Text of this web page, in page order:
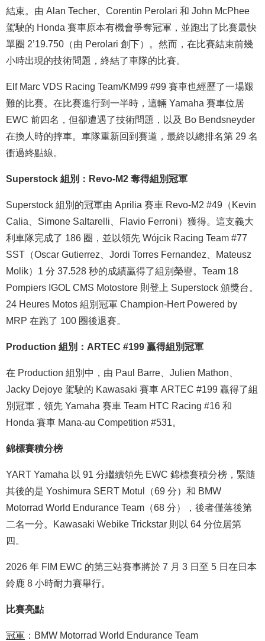
結束。由 Alan Techer、Corentin Perolari 和 John McPhee
駕駛的 Honda 賽車原本有機會爭奪冠軍，並跑出了比賽最快
單圈 2’19.750（由 Perolari 創下）。然而，在比賽結束前幾
小時出現的技術問題，終結了車隊的比賽。
Elf Marc VDS Racing Team/KM99 #99 賽車也經歷了一場艱
難的比賽。在比賽進行到一半時，這輛 Yamaha 賽車位居
EWC 前四名，但卻遭遇了技術問題，以及 Bo Bendsneyder
在換人時的摔車。車隊重新回到賽道，最終以總排名第 29 名
衝過終點線。
Superstock 組別：Revo-M2 奪得組別冠軍
Superstock 組別的冠軍由 Aprilia 賽車 Revo-M2 #49（Kevin
Calia、Simone Saltarelli、Flavio Ferroni）獲得。這支義大
利車隊完成了 186 圈，並以領先 Wójcik Racing Team #77
SST（Oscar Gutierrez、Jordi Torres Fernandez、Mateusz
Molik）1 分 37.528 秒的成績贏得了組別榮譽。Team 18
Pompiers IGOL CMS Motostore 則登上 Superstock 頒獎台。
24 Heures Motos 組別冠軍 Champion-Hert Powered by
MRP 在跑了 100 圈後退賽。
Production 組別：ARTEC #199 贏得組別冠軍
在 Production 組別中，由 Paul Barre、Julien Mathon、
Jacky Dejoye 駕駛的 Kawasaki 賽車 ARTEC #199 贏得了組
別冠軍，領先 Yamaha 賽車 Team HTC Racing #16 和
Honda 賽車 Mana-au Competition #531。
錦標賽積分榜
YART Yamaha 以 91 分繼續領先 EWC 錦標賽積分榜，緊隨
其後的是 Yoshimura SERT Motul（69 分）和 BMW
Motorrad World Endurance Team（68 分），後者僅落後第
二名一分。Kawasaki Webike Trickstar 則以 64 分位居第
四。
2026 年 FIM EWC 的第三站賽事將於 7 月 3 日至 5 日在日本
鈴鹿 8 小時耐力賽舉行。
比賽亮點
冠軍 ：BMW Motorrad World Endurance Team